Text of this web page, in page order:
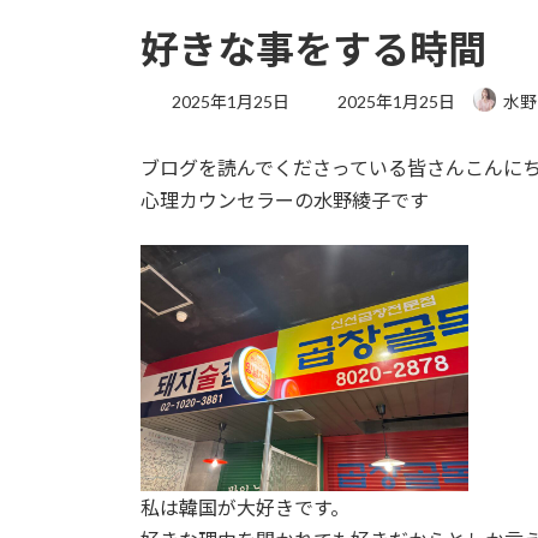
好きな事をする時間
2025年1月25日
最
新
日
2025年1月25日 水
ブログを読んでくださっている皆さんこんに
心理カウンセラーの水野綾子です
私は韓国が大好きです。